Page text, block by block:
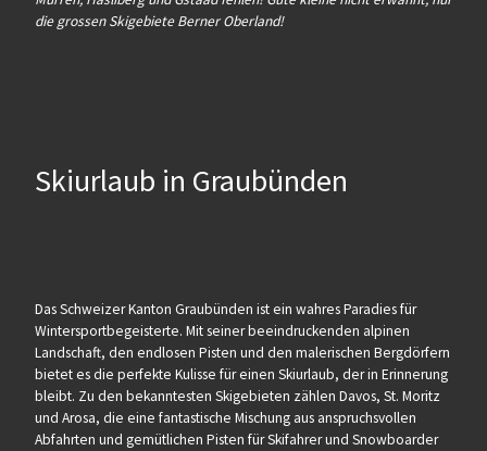
die grossen Skigebiete Berner Oberland!
Skiurlaub in Graubünden
Das Schweizer Kanton Graubünden ist ein wahres Paradies für
Wintersportbegeisterte. Mit seiner beeindruckenden alpinen
Landschaft, den endlosen Pisten und den malerischen Bergdörfern
bietet es die perfekte Kulisse für einen Skiurlaub, der in Erinnerung
bleibt. Zu den bekanntesten Skigebieten zählen Davos, St. Moritz
und Arosa, die eine fantastische Mischung aus anspruchsvollen
Abfahrten und gemütlichen Pisten für Skifahrer und Snowboarder